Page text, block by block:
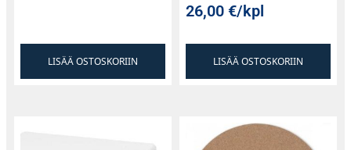
LISÄÄ OSTOSKORIIN
26,00€/kpl
LISÄÄ OSTOSKORIIN